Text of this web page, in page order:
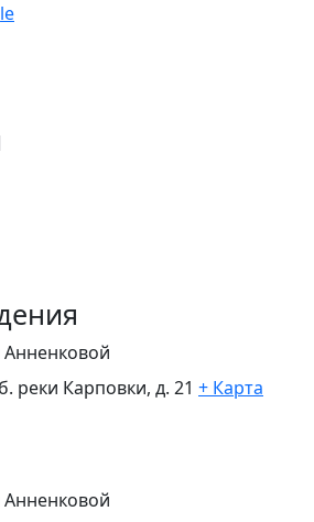
реки Карповки, д. 21 + Карта